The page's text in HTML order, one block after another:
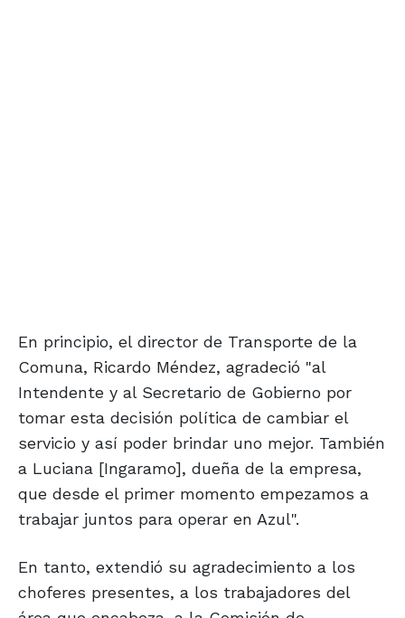
En principio, el director de Transporte de la
Comuna, Ricardo Méndez, agradeció "al
Intendente y al Secretario de Gobierno por
tomar esta decisión política de cambiar el
servicio y así poder brindar uno mejor. También
a Luciana [Ingaramo], dueña de la empresa,
que desde el primer momento empezamos a
trabajar juntos para operar en Azul".
En tanto, extendió su agradecimiento a los
choferes presentes, a los trabajadores del